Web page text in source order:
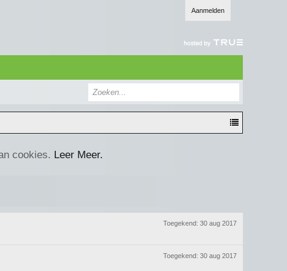
Aanmelden
cookies. Leer Meer.
Toegekend: 30 aug 2017
Toegekend: 30 aug 2017